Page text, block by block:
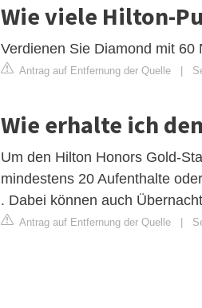
Wie viele Hilton-
Verdienen Sie Diamond mit 60
Antrag auf Entfernung der Quelle
Wie erhalte ich
Um den Hilton Honors Gold-
mindestens 20 Aufenthalte
. Dabei können auch
Antrag auf Entfernung der Quelle